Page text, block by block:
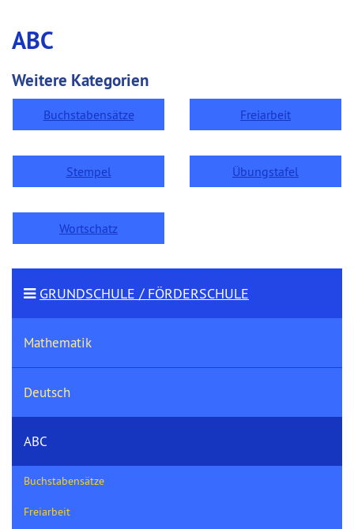
ABC
Weitere Kategorien
Buchstabensätze Freiarbeit
Stempel Übungstafel
Wortschatz
GRUNDSCHULE / FÖRDERSCHULE
Mathematik
Deutsch
ABC
Buchstabensätze
Freiarbeit